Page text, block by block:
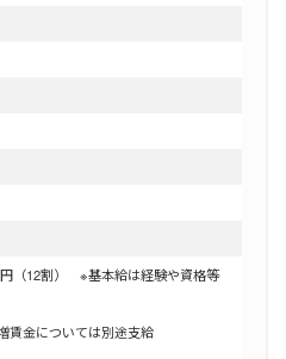
（12割） ※基本給は経験や資格等
増賃金については別途支給